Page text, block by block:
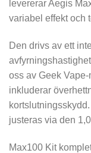
levererar Aegis
variabel effekt och
Den drivs av ett
oss av Geek
inkluderar
justeras via den
Max100 Kit